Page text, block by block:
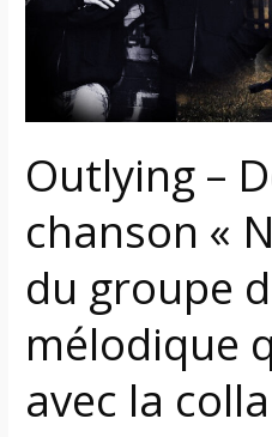
Outlying –
chanson «
du groupe
mélodique
avec la
« November »
groupe
death
mélodique
québécois
avec
la
collaboration
de
Northwalk